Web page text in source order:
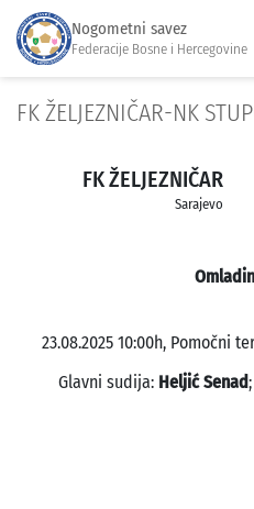
Nogometni savez
Federacije Bosne i Hercegovine
FK ŽELJEZNIČAR-NK
FK ŽELJEZNIČAR
Sarajevo
23.08.2025 10:00h, Pomočni
Glavni sudija: Heljić Senad